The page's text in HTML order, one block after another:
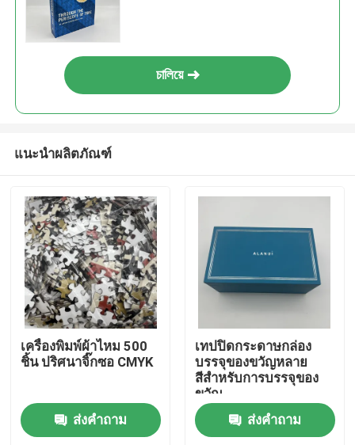
চালিয়ে
แนะนำผลิตภัณฑ์
เครื่องพิมพ์ผ้าไหม 500
ชิ้น ปริศนาจิ๊กซอ CMYK
ส่งคำถาม
เทปปิดกระดาษกล่อง
บรรจุของขวัญหลาย
สีสําหรับการบรรจุของ
ขวัญ
ส่งคำถาม